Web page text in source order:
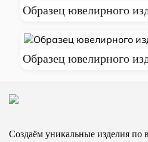
Образец ювелирного
Образец ювелирного
Создаём уникальные изделия по